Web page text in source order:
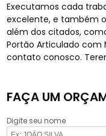
Executamos cada
excelente, e também
além dos citados,
Portão Articulado com
contato conosco.
FAÇA UM
Digite seu nome